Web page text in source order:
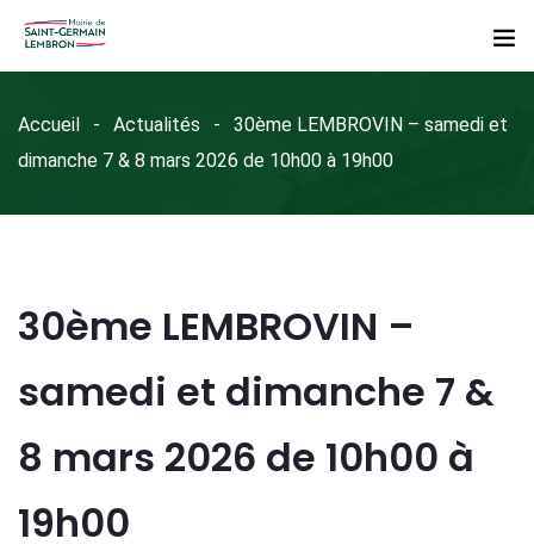
Accueil Actualités
30ème LEMBROVIN – samedi et
dimanche 7 & 8 mars 2026 de 10h00 à 19h00
30ème LEMBROVIN –
samedi et dimanche 7 &
8 mars 2026 de 10h00 à
19h00